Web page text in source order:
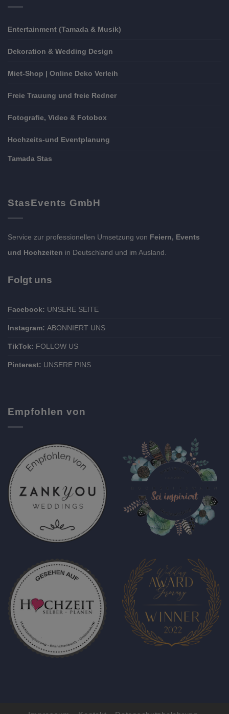
Entertainment (Tamada & Musik)
Dekoration & Wedding Design
Miet-Shop | Online Deko Verleih
Freie Trauung und freie Redner
Fotografie, Video & Fotobox
Hochzeits-und Eventplanung
Tamada Stas
StasEvents GmbH
Service zur professionellen Umsetzung von Feiern, Events
und Hochzeiten in Deutschland und im Ausland.
Folgt uns
Facebook: UNSERE SEITE
Instagram: ABONNIERT UNS
TikTok: FOLLOW US
Pinterest: UNSERE PINS
Empfohlen von